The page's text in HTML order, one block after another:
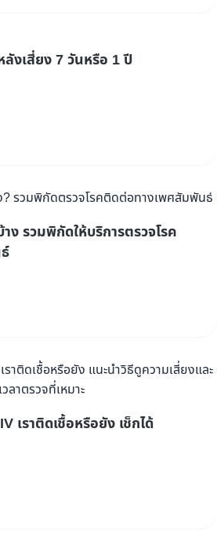
งเสี่ยง 7 วันหรือ 1 ปี
ง รวมพิกัดให้บริการตรวจโรค
เราติดเชื้อหรือยัง เช็กได้